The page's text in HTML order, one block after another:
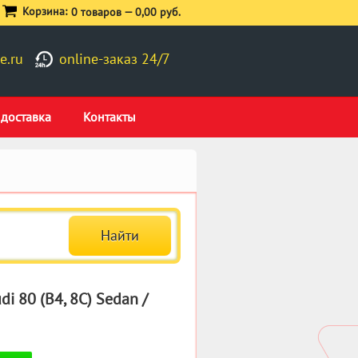
online-заказ 24/7
Контакты
Корзина: 0 товаров —0,00 руб.
80 (B4, 8C) Sedan /